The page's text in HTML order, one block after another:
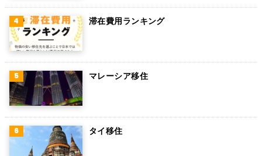
ペルー
ボリビア
カンボジア
オーストリア
ロシア
ミャンマー
アイルランド
滞在費用ランキング
マレーシア移住
タイ移住